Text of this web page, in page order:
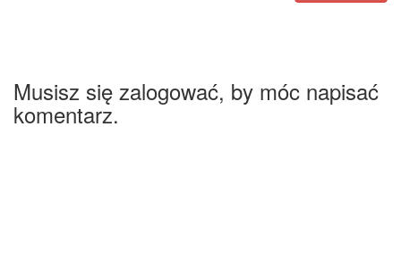
Musisz się zalogować, by móc napisać
komentarz.